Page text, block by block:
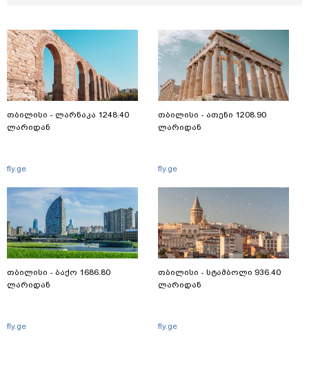
თბილისი - ლარნაკა 1248.40
ლარიდან
fly.ge
თბილისი - ბაქო 1686.80
ლარიდან
fly.ge
თბილისი - ათენი 1208.90
ლარიდან
fly.ge
თბილისი - სტამბოლი 936.40
ლარიდან
fly.ge